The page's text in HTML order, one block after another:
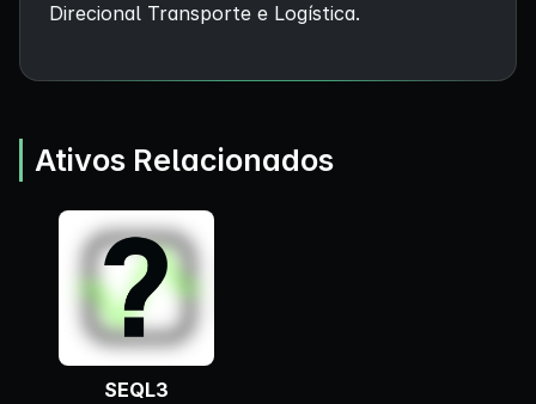
Direcional Transporte e Logística.
Ativos Relacionados
SEQL3